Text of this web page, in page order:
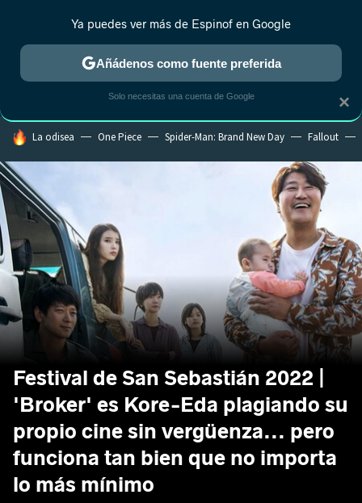
ESTRENOS REALITY ANIME RANKINGS CINE
HOY SE HABLA DE
La odisea One Piece Spider-Man: Brand New Day Fallout
Festival de San Sebastián 2022 |
'Broker' es Kore-Eda plagiando su
propio cine sin vergüenza... pero
funciona tan bien que no importa
lo más mínimo
×
Ya puedes ver más de Espinof en Google
Añádenos como fuente preferida
Solo necesitas una cuenta de Google